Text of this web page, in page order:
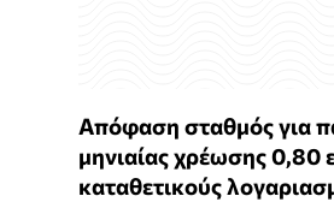
Απόφαση σταθμός για
μηνιαίας χρέωσης 0,80
καταθετικούς